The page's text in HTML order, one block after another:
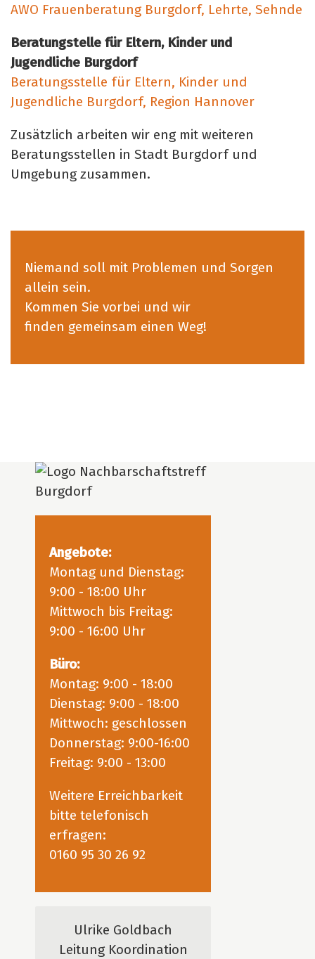
AWO Frauenberatung Burgdorf, Lehrte, Sehnde
Beratungstelle für Eltern, Kinder und
Jugendliche Burgdorf
Beratungsstelle für Eltern, Kinder und
Jugendliche Burgdorf, Region Hannover
Zusätzlich arbeiten wir eng mit weiteren
Beratungsstellen in Stadt Burgdorf und
Umgebung zusammen.
Niemand soll mit Problemen und Sorgen
allein sein.
Kommen Sie vorbei und wir
finden gemeinsam einen Weg!
Angebote:
Montag und Dienstag:
9:00 - 18:00 Uhr
Mittwoch bis Freitag:
9:00 - 16:00 Uhr
Büro:
Montag: 9:00 - 18:00
Dienstag: 9:00 - 18:00
Mittwoch: geschlossen
Donnerstag: 9:00-16:00
Freitag: 9:00 - 13:00
Weitere Erreichbarkeit
bitte telefonisch
erfragen:
0160 95 30 26 92
Ulrike Goldbach
Leitung Koordination